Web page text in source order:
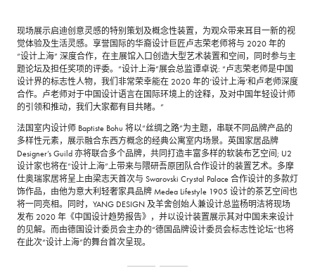
现场展示启迪创意灵感的特别策划及概念性装置，为观众带来耳目一新的视
觉体验及生活灵感。享誉国际的华裔设计巨匠卢志荣老师将与 2020 年的
“设计上海” 深度合作，在主展馆入口创造大型艺术装置和空间，同时参与主
题论坛及担任奖项的评委。“设计上海”展会总监谭卓说: “卢志荣老师是中国
设计界的标志性人物，我们非常荣幸能在 2020 年的‘设计上海’和卢老师深度
合作。卢老师对于中国设计语言在国际环境上的诠释，及对中国年轻设计师
的引领和推动，我们大家都有目共睹。”
法国室内设计师 Baptiste Bohu 将以“丝绸之路”为主题，串联不同品牌产品的
多样性元素，展示融合东西方概念的经典公寓室内场景。英国家居品牌
Designer’s Guild 亦将联合多个品牌，共同打造丰富多样的软装布艺空间; U2
设计家也将在“设计上海”上带来与隈研吾原团队合作设计的装置艺术。多摩
仕奥瑞家居将呈上由梁志天首次与 Swarovski Crystal Palace 合作设计的多款灯
饰作品，由他为意大利轻奢家具品牌 Medea Lifestyle 1905 设计的茶艺空间也
将一同亮相。同时，YANG DESIGN 及羊舍创始人兼设计总监杨明洁将现场
发布 2020 年《中国设计趋势报告》，并以设计装置展示其对中国未来设计
的见解。而由德国设计委员会主办的“德国品牌设计委员会标志性论坛”也将
在此次“设计上海”的舞台首次呈现。